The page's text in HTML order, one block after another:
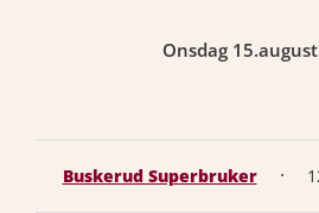
Onsdag
Buskerud Superbruker ·